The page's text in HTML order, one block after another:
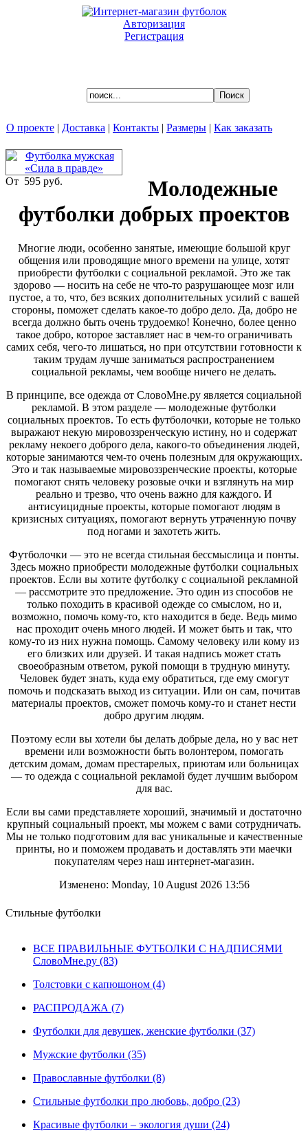
Авторизация
Регистрация
О проекте | Доставка | Контакты | Размеры | Как заказать
Молодежные футболки
добрых проектов
общения или проводящие много времени на улице, хотят
приобрести футболки с социальной рекламой. Это же так
здорово — носить на себе не что-то разрушающее мозг или
пустое, а то, что, без всяких дополнительных усилий с вашей
стороны, поможет сделать какое-то добро дело. Да, добро не
всегда должно быть очень трудоемко! Конечно, более ценно
такое добро, которое заставляет нас в чем-то ограничивать
самих себя, чего-то лишаться, но при отсутствии готовности к
таким трудам лучше заниматься распространением
социальной рекламы, чем вообще ничего не делать.
рекламой. В этом разделе — молодежные футболки
социальных проектов. То есть футболочки, которые не только
выражают некую мировоззренческую истину, но и содержат
рекламу некоего доброго дела, какого-то объединения людей,
которые занимаются чем-то очень полезным для окружающих.
Это и так называемые мировоззренческие проекты, которые
помогают снять человеку розовые очки и взглянуть на мир
реально и трезво, что очень важно для каждого. И
антисуицидные проекты, которые помогают людям в
кризисных ситуациях, помогают вернуть утраченную почву
под ногами и захотеть жить.
Здесь можно приобрести молодежные футболки социальных
проектов. Если вы хотите футболку с социальной рекламной
— рассмотрите это предложение. Это один из способов не
только походить в красивой одежде со смыслом, но и,
возможно, помочь кому-то, кто находится в беде. Ведь мимо
нас проходит очень много людей. И может быть и так, что
кому-то из них нужна помощь. Самому человеку или кому из
его близких или друзей. И такая надпись может стать
своеобразным ответом, рукой помощи в трудную минуту.
Человек будет знать, куда ему обратиться, где ему смогут
помочь и подсказать выход из ситуации. Или он сам, почитав
материалы проектов, сможет помочь кому-то и станет нести
добро другим людям.
времени или возможности быть волонтером, помогать
детским домам, домам престарелых, приютам или больницах
— то одежда с социальной рекламой будет лучшим выбором
для вас.
крупный социальный проект, мы можем с вами сотрудничать.
Мы не только подготовим для вас уникальные и качественные
принты, но и поможем продавать и доставлять эти маечки
покупателям через наш интернет-магазин.
От 595 руб.
Молодежные
футболки добрых проектов
Многие люди, особенно занятые, имеющие большой круг
общения или проводящие много времени на улице, хотят
приобрести футболки с социальной рекламой. Это же так
здорово — носить на себе не что-то разрушающее мозг или
пустое, а то, что, без всяких дополнительных усилий с вашей
стороны, поможет сделать какое-то добро дело. Да, добро не
всегда должно быть очень трудоемко! Конечно, более ценно
такое добро, которое заставляет нас в чем-то ограничивать
самих себя, чего-то лишаться, но при отсутствии готовности к
таким трудам лучше заниматься распространением
социальной рекламы, чем вообще ничего не делать.
В принципе, все одежда от СловоМне.ру является социальной
рекламой. В этом разделе — молодежные футболки
социальных проектов. То есть футболочки, которые не только
выражают некую мировоззренческую истину, но и содержат
рекламу некоего доброго дела, какого-то объединения людей,
которые занимаются чем-то очень полезным для окружающих.
Это и так называемые мировоззренческие проекты, которые
помогают снять человеку розовые очки и взглянуть на мир
реально и трезво, что очень важно для каждого. И
антисуицидные проекты, которые помогают людям в
кризисных ситуациях, помогают вернуть утраченную почву
под ногами и захотеть жить.
Футболочки — это не всегда стильная бессмыслица и понты.
Здесь можно приобрести молодежные футболки социальных
проектов. Если вы хотите футболку с социальной рекламной
— рассмотрите это предложение. Это один из способов не
только походить в красивой одежде со смыслом, но и,
возможно, помочь кому-то, кто находится в беде. Ведь мимо
нас проходит очень много людей. И может быть и так, что
кому-то из них нужна помощь. Самому человеку или кому из
его близких или друзей. И такая надпись может стать
своеобразным ответом, рукой помощи в трудную минуту.
Человек будет знать, куда ему обратиться, где ему смогут
помочь и подсказать выход из ситуации. Или он сам, почитав
материалы проектов, сможет помочь кому-то и станет нести
добро другим людям.
Поэтому если вы хотели бы делать добрые дела, но у вас нет
времени или возможности быть волонтером, помогать
детским домам, домам престарелых, приютам или больницах
— то одежда с социальной рекламой будет лучшим выбором
для вас.
Если вы сами представляете хороший, значимый и достаточно
крупный социальный проект, мы можем с вами сотрудничать.
Мы не только подготовим для вас уникальные и качественные
принты, но и поможем продавать и доставлять эти маечки
покупателям через наш интернет-магазин.
Изменено: Monday, 10 August 2026 13:56
Стильные футболки
ВСЕ ПРАВИЛЬНЫЕ ФУТБОЛКИ С НАДПИСЯМИ
СловоМне.ру (83)
Толстовки с капюшоном (4)
РАСПРОДАЖА (7)
Футболки для девушек, женские футболки (37)
Мужские футболки (35)
Православные футболки (8)
Стильные футболки про любовь, добро (23)
Красивые футболки – экология души (24)